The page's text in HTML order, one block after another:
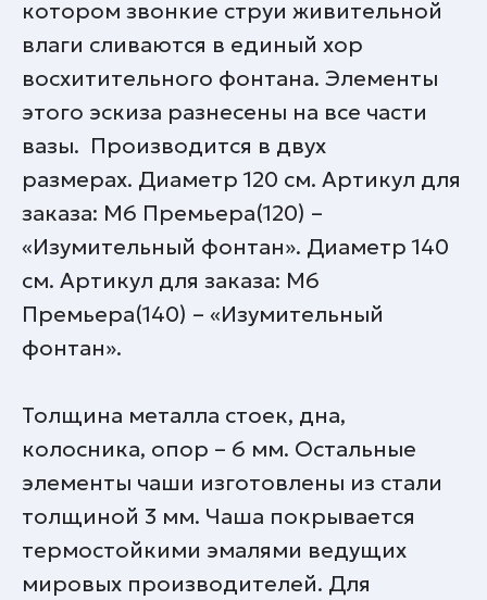
котором звонкие струи живительной
влаги сливаются в единый хор
восхитительного фонтана. Элементы
этого эскиза разнесены на все части
вазы. Производится в двух
размерах. Диаметр 120 см. Артикул для
заказа: М6 Премьера(120) –
«Изумительный фонтан». Диаметр 140
см. Артикул для заказа: М6
Премьера(140) – «Изумительный
фонтан».
Толщина металла стоек, дна,
колосника, опор – 6 мм. Остальные
элементы чаши изготовлены из стали
толщиной 3 мм. Чаша покрывается
термостойкими эмалями ведущих
мировых производителей. Для